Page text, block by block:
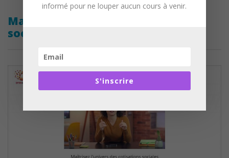
Maîtrisez l’univers des cotisations
sociales
informé pour ne louper aucun cours à venir.
S'inscrire